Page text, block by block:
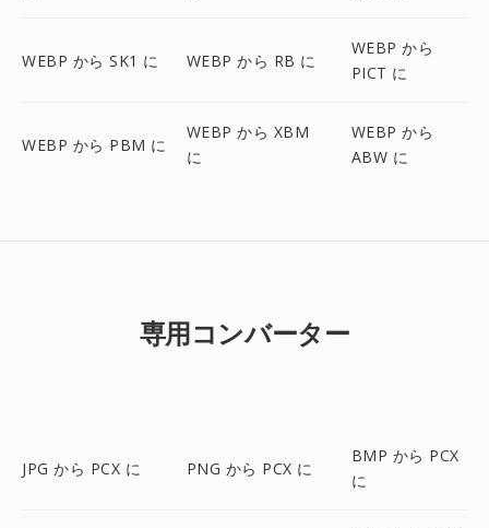
WEBP から SK1 に WEBP から RB に
WEBP から
PICT に
WEBP から PBM に
WEBP から XBM
に
WEBP から
ABW に
専用コンバーター
JPG から PCX に PNG から PCX に
BMP から PCX
に